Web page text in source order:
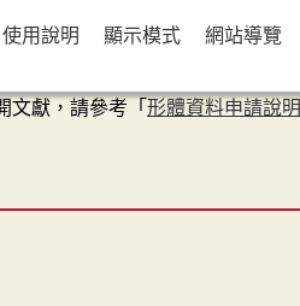
使用說明 顯示模式 網站導覽
文獻，請參考「 形體資料申請說明